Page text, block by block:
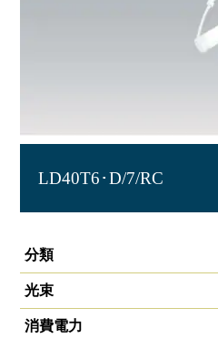
LD40T6･D/7/RC
分類
光束
消費電力